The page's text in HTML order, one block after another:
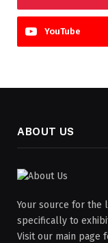
YouTube
ABOUT US
Your source for the
specifically to
Visit our main page